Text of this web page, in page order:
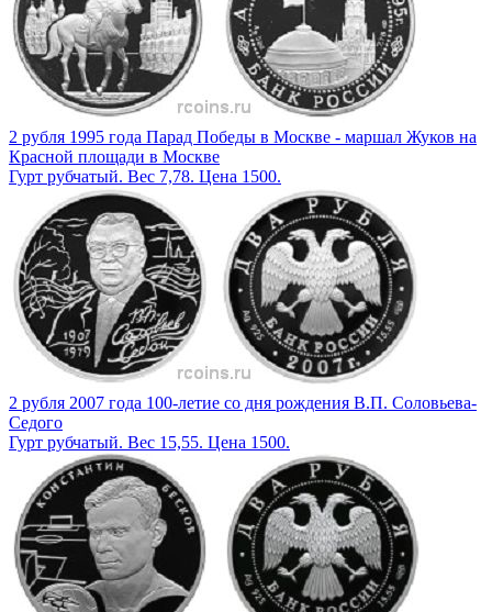
2 рубля 1995 года Парад Победы в Москве - маршал Жуков на
Красной площади в Москве
Гурт рубчатый. Вес 7,78. Цена 1500.
2 рубля 2007 года 100-летие со дня рождения В.П. Соловьева-
Седого
Гурт рубчатый. Вес 15,55. Цена 1500.